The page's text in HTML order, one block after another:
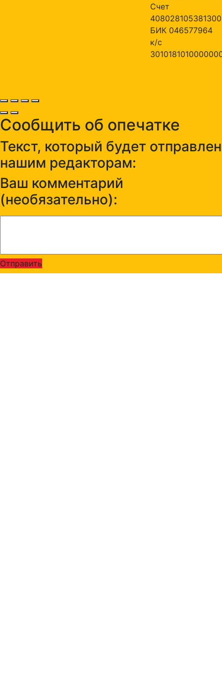
Счет
БИК 046577964
к/с
Сообщить об опечатке
Текст, который будет отправлен
нашим редакторам:
Ваш комментарий
(необязательно):
Отправить